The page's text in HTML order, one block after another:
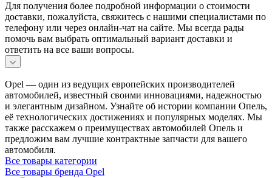
Для получения более подробной информации о стоимости
доставки, пожалуйста, свяжитесь с нашими специалистами по
телефону или через онлайн-чат на сайте. Мы всегда рады
помочь вам выбрать оптимальный вариант доставки и
ответить на все ваши вопросы.
Opel — один из ведущих европейских производителей
автомобилей, известный своими инновациями, надежностью
и элегантным дизайном. Узнайте об истории компании Опель,
её технологических достижениях и популярных моделях. Мы
также расскажем о преимуществах автомобилей Опель и
предложим вам лучшие контрактные запчасти для вашего
автомобиля.
Все товары категории
Все товары бренда Opel